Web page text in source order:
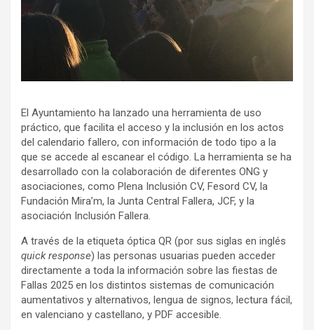
El Ayuntamiento ha lanzado una herramienta de uso
práctico, que facilita el acceso y la inclusión en los actos
del calendario fallero, con información de todo tipo a la
que se accede al escanear el código. La herramienta se ha
desarrollado con la colaboración de diferentes ONG y
asociaciones, como Plena Inclusión CV, Fesord CV, la
Fundación Mira’m, la Junta Central Fallera, JCF, y la
asociación Inclusión Fallera.
A través de la etiqueta óptica QR (por sus siglas en inglés
quick response) las personas usuarias pueden acceder
directamente a toda la información sobre las fiestas de
Fallas 2025 en los distintos sistemas de comunicación
aumentativos y alternativos, lengua de signos, lectura fácil,
en valenciano y castellano, y PDF accesible.